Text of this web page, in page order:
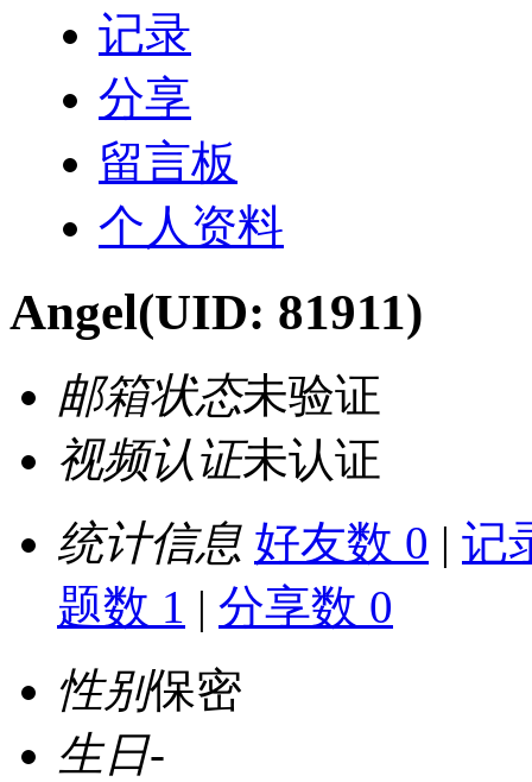
记录
分享
留言板
个人资料
Angel(UID: 81911)
邮箱状态未验证
视频认证未认证
统计信息 好友数 0 | 记
题数 1 | 分享数 0
性别保密
生日-